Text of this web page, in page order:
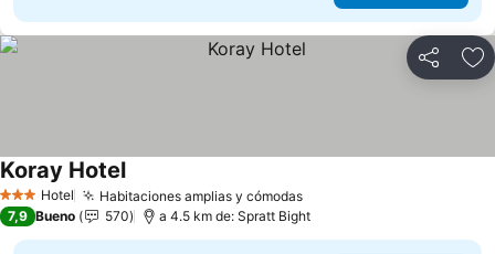
Compartir
3 Estrellas
Hotel Habitaciones amplias y cómodasVer precios
Koray HotelVer precios
7,9 Bueno 570 a 4.5 km de: Spratt Bight